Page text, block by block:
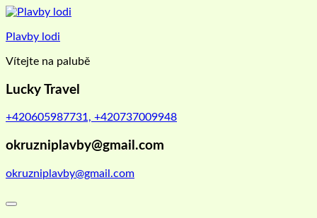
Skip
content
Plavby lodi
Vítejte na palubě
Lucky Travel
+420605987731, +420737009948
okruzniplavby@gmail.com
okruzniplavby@gmail.com